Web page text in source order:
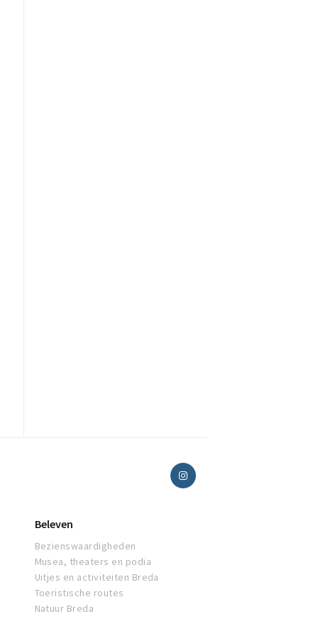
Beleven
Bezienswaardigheden
Musea, theaters en podia
Uitjes en activiteiten Breda
Toeristische routes
Natuur Breda